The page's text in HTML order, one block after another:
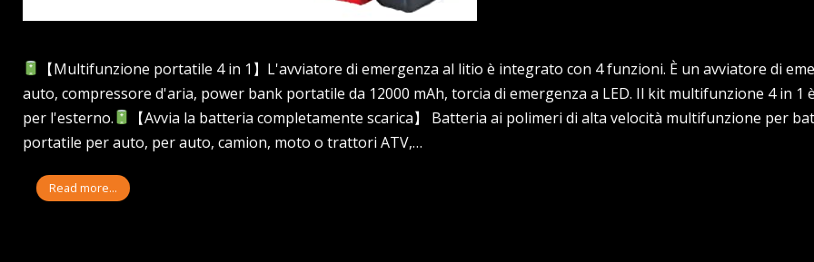
【Multifunzione portatile 4 in 1】L'avviatore di emergenza al litio è integrato con 4 funzioni. È un avviatore di
auto, compressore d'aria, power bank portatile da 12000 mAh, torcia di emergenza a LED. Il kit multifunzione 4 in 1
per l'esterno.
【Avvia la batteria completamente scarica】 Batteria ai polimeri di alta velocità multifunzione per
portatile per auto, per auto, camion, moto o trattori ATV,…
Read more...